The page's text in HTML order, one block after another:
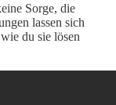
Sorge, die
lassen sich
du sie lösen